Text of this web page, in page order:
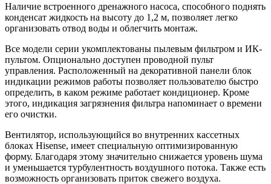
Наличие встроенного дренажного насоса, способного поднять
конденсат жидкость на высоту до 1,2 м, позволяет легко
организовать отвод воды и облегчить монтаж.
Все модели серии укомплектованы пылевым фильтром и ИК-
пультом. Опционально доступен проводной пульт
управления. Расположенный на декоративной панели блок
индикации режимов работы позволяет пользователю быстро
определить, в каком режиме работает кондиционер. Кроме
этого, индикация загрязнения фильтра напоминает о времени
его очистки.
Вентилятор, использующийся во внутренних кассетных
блоках Hisense, имеет специальную оптимизированную
форму. Благодаря этому значительно снижается уровень шума
и уменьшается турбулентность воздушного потока. Также есть
возможность организовать приток свежего воздуха.